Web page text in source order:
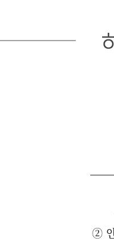
②